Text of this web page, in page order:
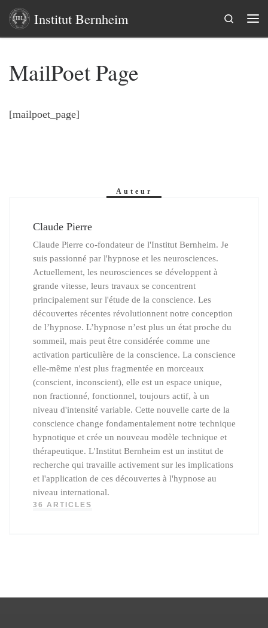
Skip to content
Institut Bernheim
Search
MailPoet Page
[mailpoet_page]
Auteur
Claude Pierre
Claude Pierre co-fondateur de l'Institut Bernheim. Je
suis passionné par l'hypnose et les neurosciences.
Actuellement, les neurosciences se développent à
grande vitesse, leurs travaux se concentrent
principalement sur l'étude de la conscience. Les
découvertes récentes révolutionnent notre conception
de l’hypnose. L’hypnose n’est plus un état proche du
sommeil, mais peut être considérée comme une
activation particulière de la conscience. La conscience
elle-même n'est plus fragmentée en morceaux
(conscient, inconscient), elle est un espace unique,
non fractionné, fonctionnel, toujours actif, à un
niveau d'intensité variable. Cette nouvelle carte de la
conscience change fondamentalement notre technique
hypnotique et crée un nouveau modèle technique et
thérapeutique. L'Institut Bernheim est un institut de
recherche qui travaille activement sur les implications
et l'application de ces découvertes à l'hypnose au
niveau international.
36 ARTICLES